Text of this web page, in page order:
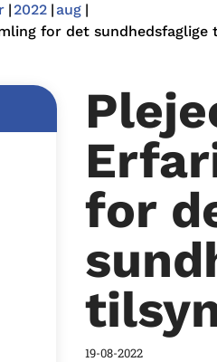
2022 aug
for det sundhedsfaglige
for
19-08-2022